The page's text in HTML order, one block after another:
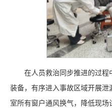
在人员救治同步推进的过程
装备，有序进入事故区域开展
室所有窗户通风换气，降低现